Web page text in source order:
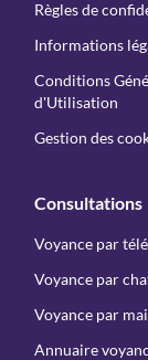
Règles de
Informations
Conditions
d'Utilisation
Gestion des
Consultations
Voyance par
Voyance par
Voyance par
Annuaire